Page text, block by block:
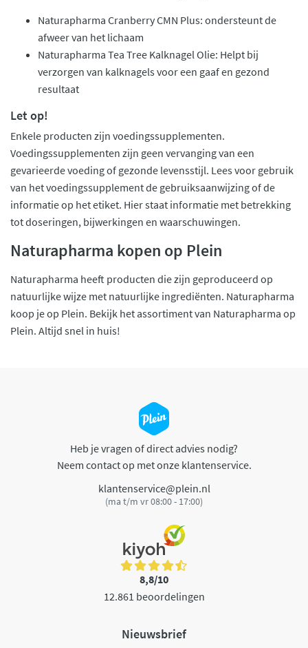
Naturapharma Cranberry CMN Plus: ondersteunt de
afweer van het lichaam
Naturapharma Tea Tree Kalknagel Olie: Helpt bij
verzorgen van kalknagels voor een gaaf en gezond
resultaat
Let op!
Enkele producten zijn voedingssupplementen.
Voedingssupplementen zijn geen vervanging van een
gevarieerde voeding of gezonde levensstijl. Lees voor gebruik
van het voedingssupplement de gebruiksaanwijzing of de
informatie op het etiket. Hier staat informatie met betrekking
tot doseringen, bijwerkingen en waarschuwingen.
Naturapharma kopen op Plein
Naturapharma heeft producten die zijn geproduceerd op
natuurlijke wijze met natuurlijke ingrediënten. Naturapharma
koop je op Plein. Bekijk het assortiment van Naturapharma op
Plein. Altijd snel in huis!
Heb je vragen of direct advies nodig?
Neem contact op met onze klantenservice.
klantenservice@plein.nl
(ma t/m vr 08:00 - 17:00)
8,8/10
12.861 beoordelingen
Nieuwsbrief